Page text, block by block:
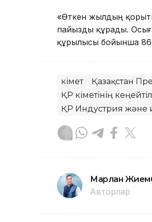
«Өткен жылдың
пайызды құрады.
құрылысы бойынша 86
Үкімет Қазақстан
ҚР Үкіметінің
ҚР Индустрия және
Марлан
Авторлар